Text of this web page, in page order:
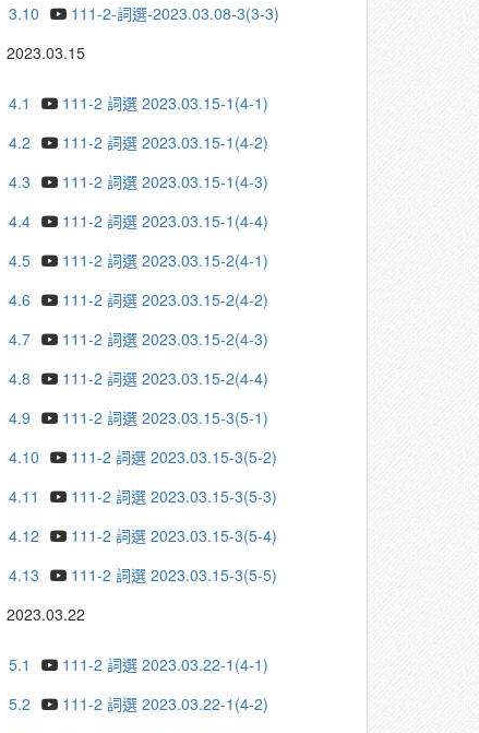
3.10
111-2-詞選-2023.03.08-3(3-3)
2023.03.15
4.1
111-2 詞選 2023.03.15-1(4-1)
4.2
111-2 詞選 2023.03.15-1(4-2)
4.3
111-2 詞選 2023.03.15-1(4-3)
4.4
111-2 詞選 2023.03.15-1(4-4)
4.5
111-2 詞選 2023.03.15-2(4-1)
4.6
111-2 詞選 2023.03.15-2(4-2)
4.7
111-2 詞選 2023.03.15-2(4-3)
4.8
111-2 詞選 2023.03.15-2(4-4)
4.9
111-2 詞選 2023.03.15-3(5-1)
4.10
111-2 詞選 2023.03.15-3(5-2)
4.11
111-2 詞選 2023.03.15-3(5-3)
4.12
111-2 詞選 2023.03.15-3(5-4)
4.13
111-2 詞選 2023.03.15-3(5-5)
2023.03.22
5.1
111-2 詞選 2023.03.22-1(4-1)
5.2
111-2 詞選 2023.03.22-1(4-2)